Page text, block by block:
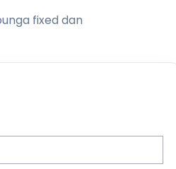
fixed dan